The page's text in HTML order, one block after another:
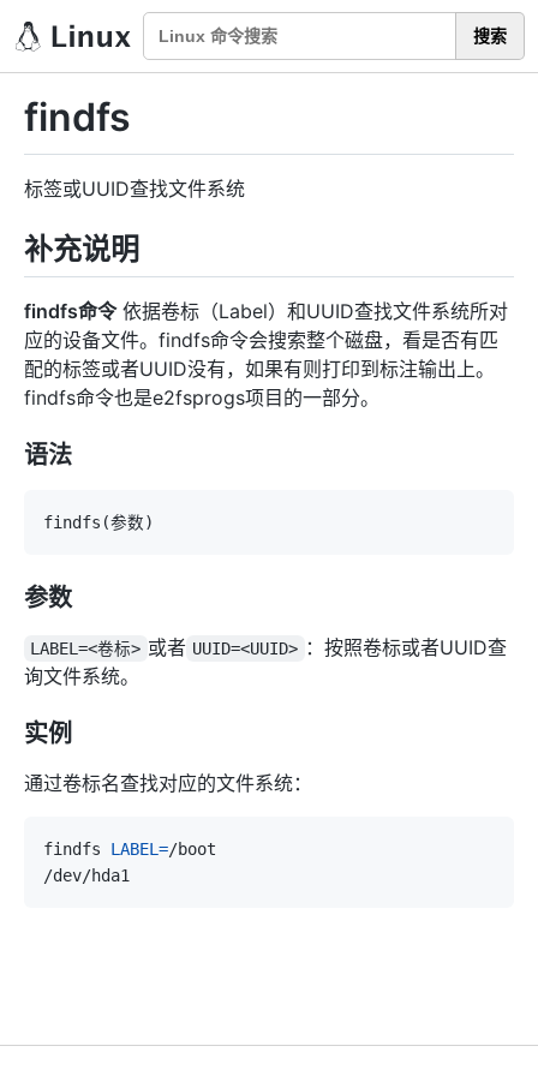
搜索
findfs
标签或UUID查找文件系统
补充说明
findfs命令依据卷标（Label）和UUID查找文件系统所对
应的设备文件。findfs命令会搜索整个磁盘，看是否有匹
配的标签或者UUID没有，如果有则打印到标注输出上。
findfs命令也是e2fsprogs项目的一部分。
语法
findfs (参数)
参数
LABEL=<卷标> 或者 UUID=<UUID> ：按照卷标或者UUID查
询文件系统。
实例
通过卷标名查找对应的文件系统：
findfs LABEL =